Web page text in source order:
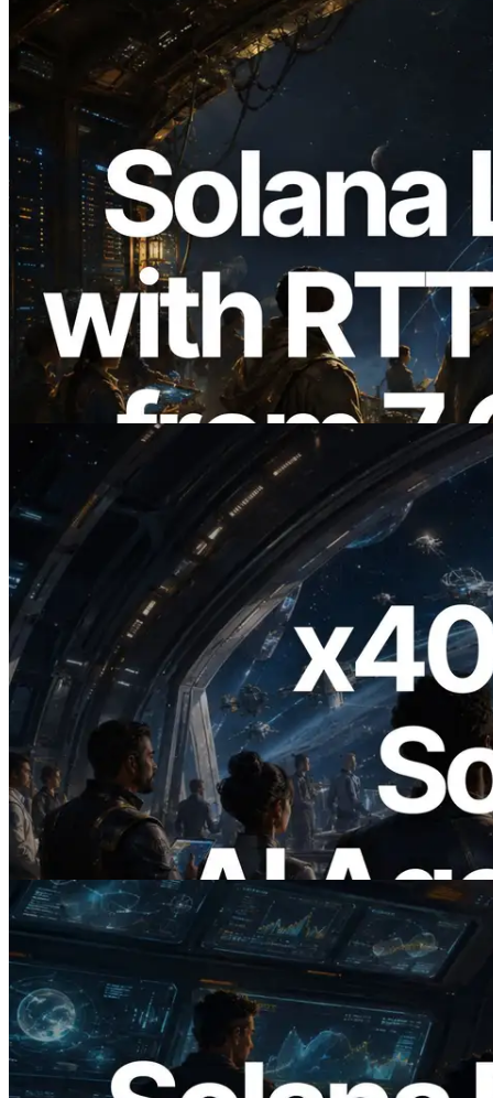
2026.08.05
ERPC expande a Solana Leader Slot API
com medição de ping a partir de 7 regiões
globais — Validators Information API
também lançada
2026.07.04
ERPC lança Solana RPC com suporte a
x402 — A era em que agentes de IA
pagam sob demanda pelas APIs de que
precisam
Ler este artigo